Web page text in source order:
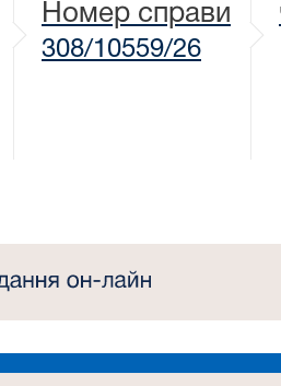
Номер справи
308/10559/26